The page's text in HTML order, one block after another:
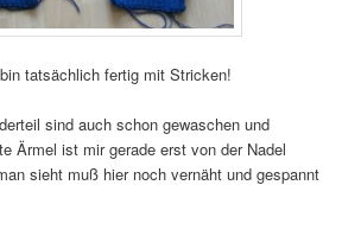
tatsächlich fertig mit Stricken!
sind auch schon gewaschen und
Ärmel ist mir gerade erst von der Nadel
sieht muß hier noch vernäht und gespannt